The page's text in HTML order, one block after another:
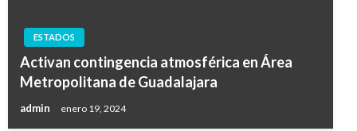
ESTADOS
Activan contingencia atmosférica en Área
Metropolitana de Guadalajara
admin enero 19, 2024